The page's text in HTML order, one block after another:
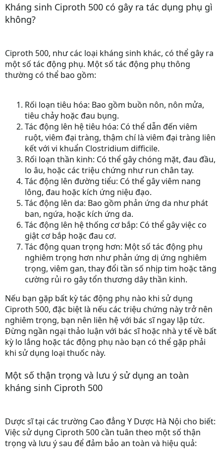
Kháng sinh Ciproth 500 có gây ra tác dụng phụ gì
không?
Ciproth 500, như các loại kháng sinh khác, có thể gây ra
một số tác động phụ. Một số tác động phụ thông
thường có thể bao gồm:
Rối loạn tiêu hóa: Bao gồm buồn nôn, nôn mửa,
tiêu chảy hoặc đau bụng.
Tác động lên hệ tiêu hóa: Có thể dẫn đến viêm
ruột, viêm đại tràng, thậm chí là viêm đại tràng liên
kết với vi khuẩn Clostridium difficile.
Rối loạn thần kinh: Có thể gây chóng mặt, đau đầu,
lo âu, hoặc các triệu chứng như run chân tay.
Tác động lên đường tiểu: Có thể gây viêm nang
lông, đau hoặc kích ứng niệu đạo.
Tác động lên da: Bao gồm phản ứng da như phát
ban, ngứa, hoặc kích ứng da.
Tác động lên hệ thống cơ bắp: Có thể gây việc co
giật cơ bắp hoặc đau cơ.
Tác động quan trọng hơn: Một số tác động phụ
nghiêm trọng hơn như phản ứng dị ứng nghiêm
trọng, viêm gan, thay đổi tần số nhịp tim hoặc tăng
cường rủi ro gây tổn thương dây thần kinh.
Nếu bạn gặp bất kỳ tác động phụ nào khi sử dụng
Ciproth 500, đặc biệt là nếu các triệu chứng này trở nên
nghiêm trọng, bạn nên liên hệ với bác sĩ ngay lập tức.
Đừng ngần ngại thảo luận với bác sĩ hoặc nhà y tế về bất
kỳ lo lắng hoặc tác động phụ nào bạn có thể gặp phải
khi sử dụng loại thuốc này.
Một số thận trọng và lưu ý sử dụng an toàn
kháng sinh Ciproth 500
Dược sĩ tại các trường Cao đẳng Y Dược Hà Nội cho biết:
Việc sử dụng Ciproth 500 cần tuân theo một số thận
trọng và lưu ý sau để đảm bảo an toàn và hiệu quả: